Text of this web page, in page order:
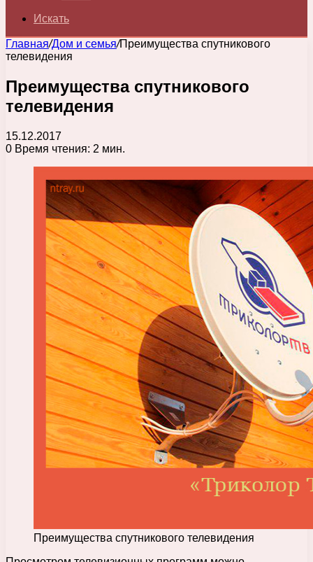
Искать
Главная/Дом и семья/Преимущества спутникового
телевидения
Преимущества спутникового
телевидения
15.12.2017
0 Время чтения: 2 мин.
Преимущества спутникового телевидения